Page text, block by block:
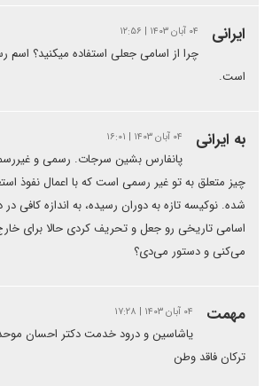
ایرانی ۰۴ آبان ۱۴۰۳ | ۱۲:۵۶
چرا از اسامی جعلی استفاده میکنید؟
است.
به ایرانی ۰۴ آبان ۱۴۰۳ | ۱۶:۰۱
پانفارس بشین سرجات. رسمی و
چیز متعلق به تو غیر رسمی است که با اعمال نفوذ
شده. نوکیسه تازه به دوران رسیده، به اندازه کافی در
اسامی تاریخی رو جعل و تحریف کردی حالا برای خارج
می‌کنی و دستور می‌دی؟
مهمت ۰۴ آبان ۱۴۰۳ | ۱۷:۲۸
یاشاسین و درود خدمت دکتر احسان
ترکان فاقد وطن